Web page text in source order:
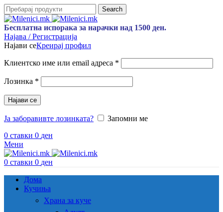
Search
Бесплатна испорака за нарачки над 1500 ден.
Најава / Регистрација
Најави сеКреирај профил
Клиентско име или email адреса *
Лозинка *
Најави се
Ја заборавивте лозинката?
Запомни ме
0 ставки 0 ден
Мени
0 ставки 0 ден
Дома
Кучиња
Храна за куче